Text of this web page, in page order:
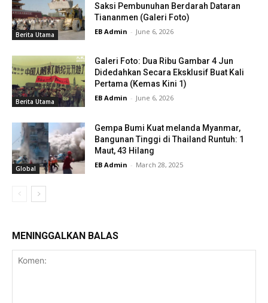
Berita Utama
Saksi Pembunuhan Berdarah Dataran
Tiananmen (Galeri Foto)
EB Admin - June 6, 2026
Berita Utama
Galeri Foto: Dua Ribu Gambar 4 Jun
Didedahkan Secara Eksklusif Buat Kali
Pertama (Kemas Kini 1)
EB Admin - June 6, 2026
Global
Gempa Bumi Kuat melanda Myanmar,
Bangunan Tinggi di Thailand Runtuh: 1
Maut, 43 Hilang
EB Admin - March 28, 2025
MENINGGALKAN BALAS